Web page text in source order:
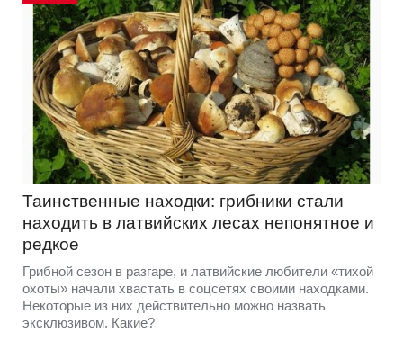
Таинственные находки: грибники стали
находить в латвийских лесах непонятное и
редкое
Грибной сезон в разгаре, и латвийские любители «тихой
охоты» начали хвастать в соцсетях своими находками.
Некоторые из них действительно можно назвать
эксклюзивом. Какие?